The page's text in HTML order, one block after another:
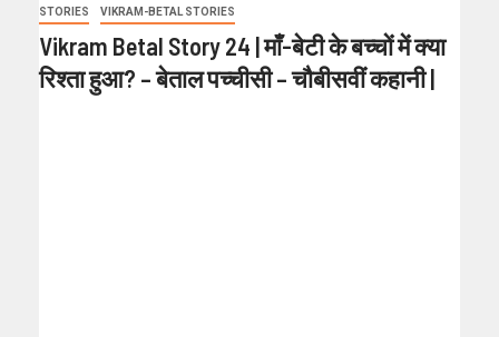
STORIES VIKRAM-BETAL STORIES
Vikram Betal Story 24 | माँ-बेटी के बच्चों में क्या
रिश्ता हुआ? – बेताल पच्चीसी – चौबीसवीं कहानी |